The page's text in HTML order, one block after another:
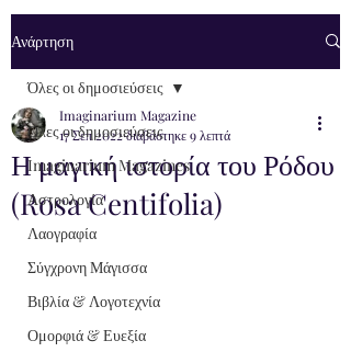
Ανάρτηση
Όλες οι δημοσιεύσεις
Imaginarium Magazines
Αστρολογία
Λαογραφία
Σύγχρονη Μάγισσα
Βιβλία & Λογοτεχνία
Ομορφιά & Ευεξία
Όλες οι δημοσιεύσεις
Η μαγική ιστορία του Ρόδου
(Rosa Centifolia)
Imaginarium Magazine
17 Σεπ 2022διαβάστηκε 9 λεπτά